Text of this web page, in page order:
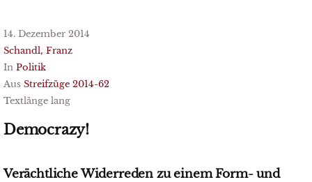
14. Dezember 2014
Schandl, Franz
In Politik
Aus Streifzüge 2014-62
Textlänge lang
Democrazy!
Verächtliche Widerreden zu einem Form- und